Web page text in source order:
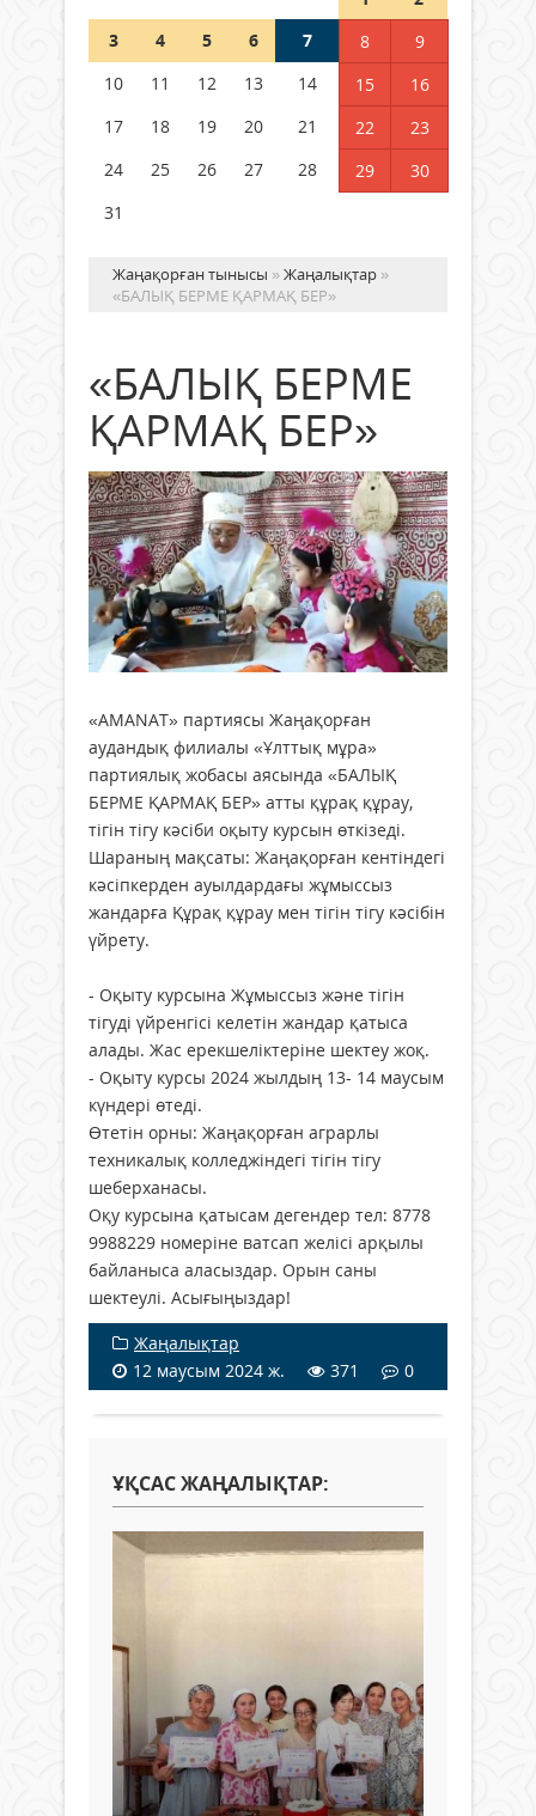
Германия аптап ыстыққа
бастады
04 тамыз 2026 ж.
3
4 5 6 7 8
9
10
11 12 13 14 15
16
17
18 19 20 21 22
23
24
25 26 27 28 29
30
31
Жаңақорған тынысы »Жаңалықтар »
«БАЛЫҚ БЕРМЕ ҚАРМАҚ БЕР»
«БАЛЫҚ БЕРМЕ
ҚАРМАҚ БЕР»
«АМАNАТ» партиясы Жаңақорған
аудандық филиалы «Ұлттық мұра»
партиялық жобасы аясында «БАЛЫҚ
БЕРМЕ ҚАРМАҚ БЕР» атты құрақ құрау,
тігін тігу кәсіби оқыту курсын өткізеді.
Шараның мақсаты: Жаңақорған кентіндегі
кәсіпкерден ауылдардағы жұмыссыз
жандарға Құрақ құрау мен тігін тігу кәсібін
үйрету.
- Оқыту курсына Жұмыссыз және тігін
тігуді үйренгісі келетін жандар қатыса
алады. Жас ерекшеліктеріне шектеу жоқ.
- Оқыту курсы 2024 жылдың 13- 14 маусым
күндері өтеді.
Өтетін орны: Жаңақорған аграрлы
техникалық колледжіндегі тігін тігу
шеберханасы.
Оқу курсына қатысам дегендер тел: 8778
9988229 номеріне ватсап желісі арқылы
байланыса аласыздар. Орын саны
шектеулі. Асығыңыздар!
Жаңалықтар
12 маусым 2024 ж.
371 0
ҰҚСАС ЖАҢАЛЫҚТАР: